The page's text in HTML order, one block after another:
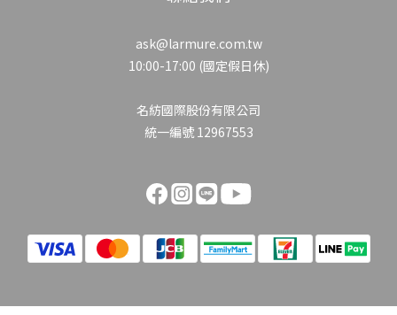
ask@larmure.com.tw
10:00-17:00 (國定假日休)
名紡國際股份有限公司
統一編號 12967553